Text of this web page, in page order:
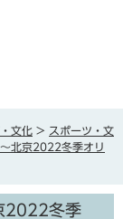
文化 > スポーツ・文
北京2022冬季オリ
2022冬季